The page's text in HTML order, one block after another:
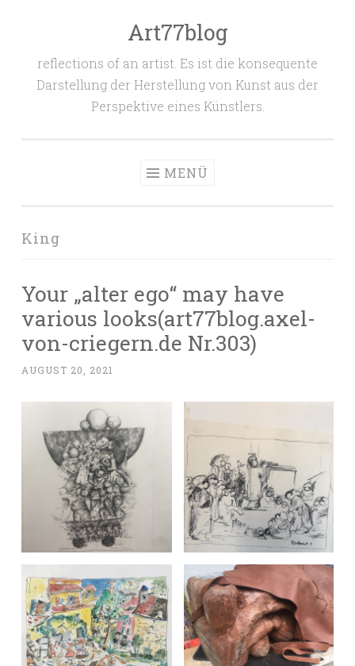
Art77blog
reflections of an artist. Es ist die konsequente
Darstellung der Herstellung von Kunst aus der
Perspektive eines Künstlers.
MENÜ
King
Your „alter ego“ may have
various looks(art77blog.axel-
von-criegern.de Nr.303)
AUGUST 20, 2021